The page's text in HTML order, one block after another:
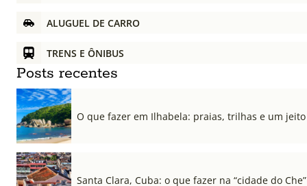
ALUGUEL DE CARRO
TRENS E ÔNIBUS
Posts recentes
O que fazer em Ilhabela: praias, trilhas e um
Santa Clara, Cuba: o que fazer na “cidade do Che”